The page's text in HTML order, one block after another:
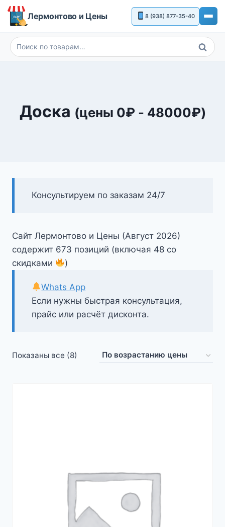
Перейти
Лермонтово и Цены 8 (938) 877-35-40
Искать:
Поиск
Доска (цены 0₽ - 48000₽)
Консультируем по заказам 24/7
Сайт Лермонтово и Цены (Август 2026)
содержит 673 позиций (включая 48 со
скидками
)
Если нужны быстрая консультация,
прайс или расчёт дисконта.
Whats App
Показаны все (8)